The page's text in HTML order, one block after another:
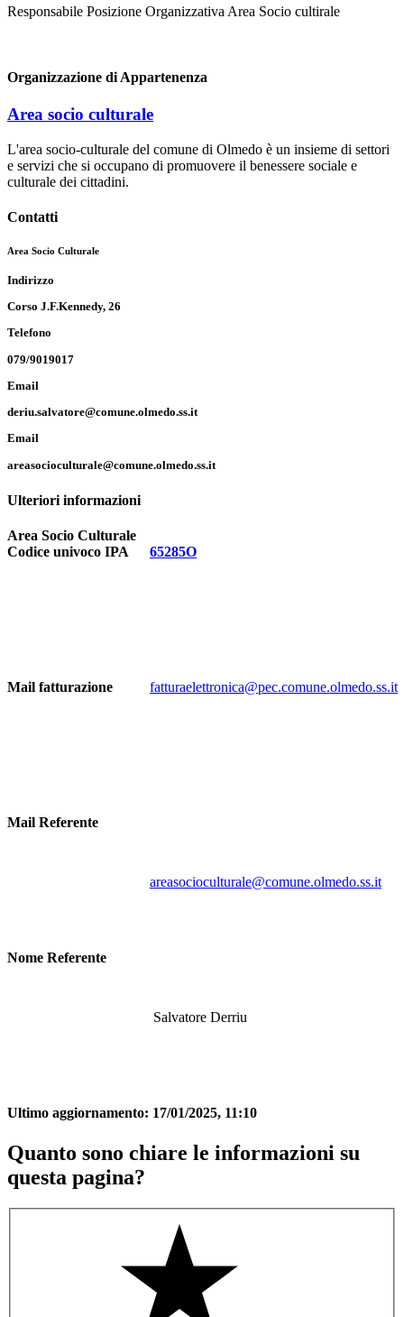
Responsabile Posizione Organizzativa Area Socio cultirale
Organizzazione di Appartenenza
Area socio culturale
L'area socio-culturale del comune di Olmedo è un insieme di settori
e servizi che si occupano di promuovere il benessere sociale e
culturale dei cittadini.
Contatti
Area Socio Culturale
Indirizzo
Corso J.F.Kennedy, 26
Telefono
079/9019017
Email
deriu.salvatore@comune.olmedo.ss.it
Email
areasocioculturale@comune.olmedo.ss.it
Ulteriori informazioni
Area Socio Culturale
Codice univoco IPA
65285O
Mail fatturazione fatturaelettronica@pec.comune.olmedo.ss.it
Mail Referente
areasocioculturale@comune.olmedo.ss.it
Nome Referente
Salvatore Derriu
Ultimo aggiornamento: 17/01/2025, 11:10
Quanto sono chiare le informazioni su
questa pagina?